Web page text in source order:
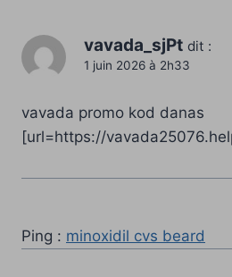
vavada_sjPt dit :
1 juin 2026 à 2h33
vavada promo kod danas
[url=https://
Ping : minoxidil cvs beard